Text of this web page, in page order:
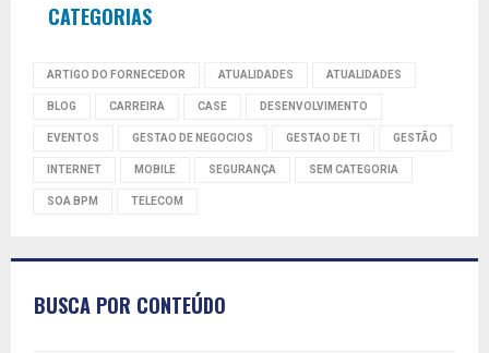
CATEGORIAS
ARTIGO DO FORNECEDOR ATUALIDADES ATUALIDADES
BLOG CARREIRA CASE DESENVOLVIMENTO
EVENTOS GESTAO DE NEGOCIOS GESTAO DE TI GESTÃO
INTERNET MOBILE SEGURANÇA SEM CATEGORIA
SOA BPM TELECOM
BUSCA POR CONTEÚDO